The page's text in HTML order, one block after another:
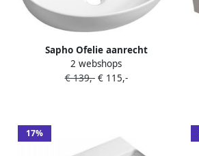
Sapho Ofelie aanrecht
keramische wastafel 52x40 cm
wit
2 webshops
€ 139,-€ 115,-
17%